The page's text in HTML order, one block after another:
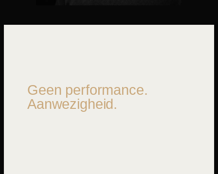
Geen performance.
Aanwezigheid.